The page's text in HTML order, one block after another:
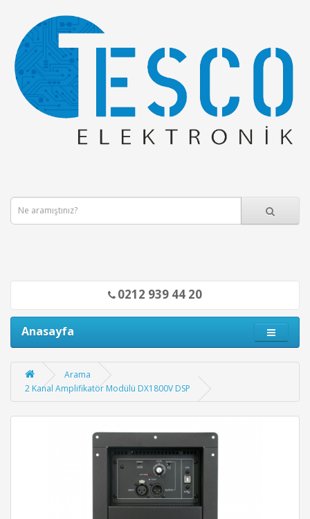
0212 939 44 20
Anasayfa
Arama
2 Kanal Amplifikatör Modülü DX1800V DSP